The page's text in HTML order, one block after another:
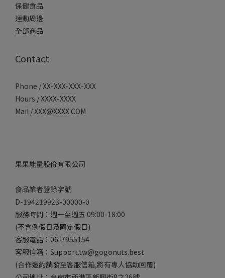
保健食品
運動周邊
全部商品
Contact
Phone / XX-XXX-XXX-XXX
Hours / XXXX-XXXX
Mail / XXX@XXXX.COM
果果能量股份有限公司
食品業者登錄字號
D-194219923-00000-0
服務時間：週一至週五 09:00-18:00
(不含例假日及國定假日)
客服電話：06-7955154
客服信箱：Support.tw@gogonuts.best
(合作邀約請發至客服信箱,將有專人協助回覆)